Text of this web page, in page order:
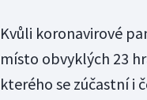
Kvůli koronavirové
místo obvyklých 23
kterého se zúčastní i